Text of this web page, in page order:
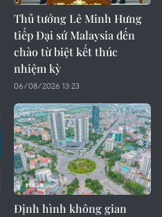
Thủ tướng Lê Minh Hưng
tiếp Đại sứ Malaysia đến
chào từ biệt kết thúc
nhiệm kỳ
06/08/2026 13:23
Định hình không gian